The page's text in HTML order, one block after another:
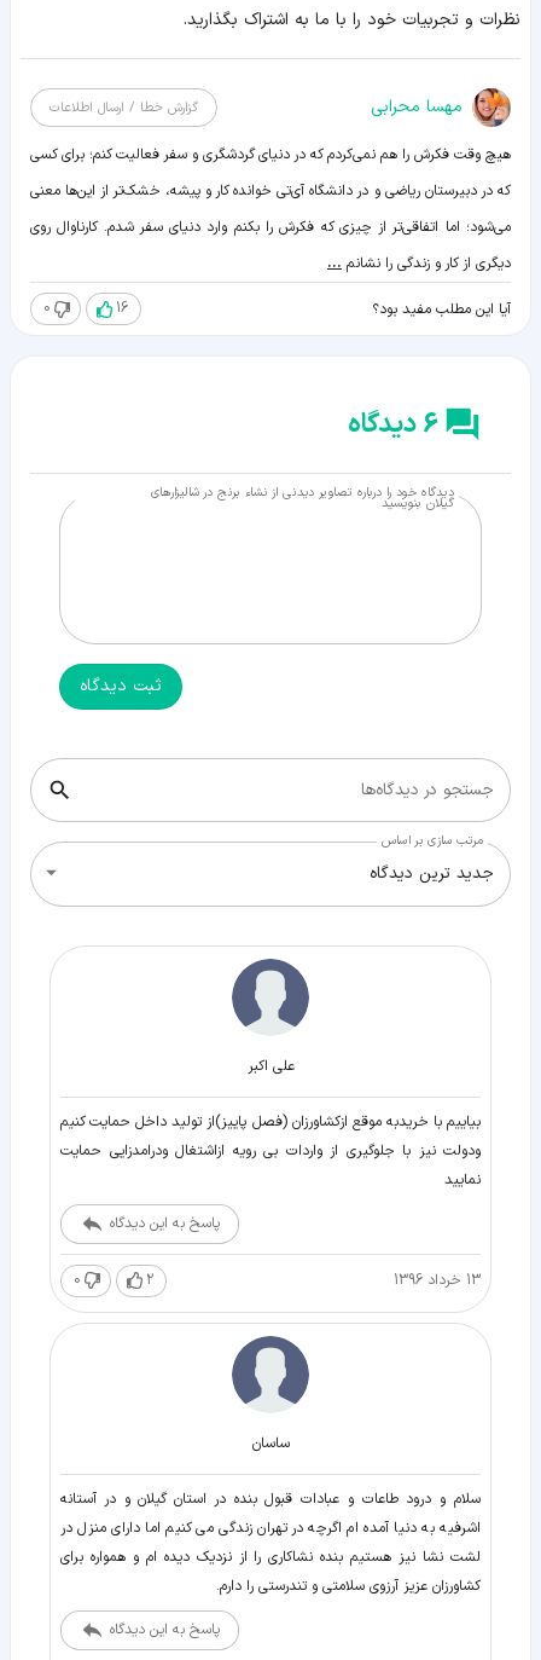
نظرات و تجربیات خود را با ما به اشتراک بگذارید.
مهسا محرابی گزارش خطا / ارسال اطلاعات
هیچ وقت فکرش را هم نمی‌کردم که در دنیای گردشگری و سفر فعالیت کنم؛ برای کسی
که در دبیرستان ریاضی و در دانشگاه آی‌تی خوانده کار و پیشه، خشک‌تر از این‌ها معنی
می‌شود؛ اما اتفاقی‌تر از چیزی که فکرش را بکنم وارد دنیای سفر شدم. کارناوال روی
دیگری از کار و زندگی را نشانم ...
آیا این مطلب مفید بود؟ 16
0
6 دیدگاه
دیدگاه خود را درباره تصاویر دیدنی از نشاء برنج در شالیزارهای
گیلان بنویسید
ثبت دیدگاه
جستجو در دیدگاه‌ها
مرتب سازی بر اساس
جدید ترین دیدگاه
علی اکبر
بیاییم با خریدبه موقع ازکشاورزان (فصل پاییز)از تولید داخل حمایت کنیم
ودولت نیز با جلوگیری از واردات بی رویه ازاشتغال ودرامدزایی حمایت
نمایید
پاسخ به این دیدگاه
13 خرداد 1396 2
0
ساسان
سلام و درود طاعات و عبادات قبول بنده در استان گیلان و در آستانه
اشرفیه به دنیا آمده ام اگرچه در تهران زندگی می کنیم اما دارای منزل در
لشت نشا نیز هستیم بنده نشاکاری را از نزدیک دیده ام و همواره برای
کشاورزان عزیز آرزوی سلامتی و تندرستی را دارم.
پاسخ به این دیدگاه